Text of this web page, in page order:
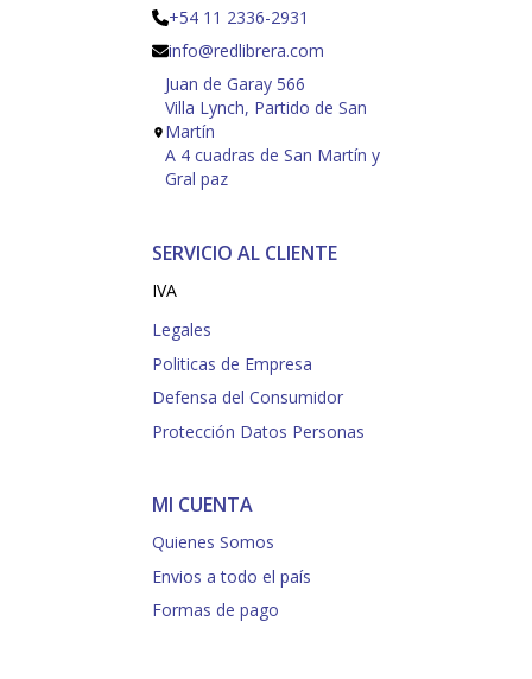
+54 11 2336-2931
info@redlibrera.com
Juan de Garay 566
Villa Lynch, Partido de San
Martín
A 4 cuadras de San Martín y
Gral paz
SERVICIO AL CLIENTE
IVA
Legales
Politicas de Empresa
Defensa del Consumidor
Protección Datos Personas
MI CUENTA
Quienes Somos
Envios a todo el país
Formas de pago